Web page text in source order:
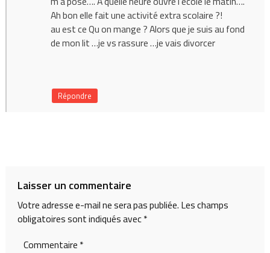
Ah bon elle fait une activité extra scolaire ?!
au est ce Qu on mange ? Alors que je suis au fond
de mon lit …je vs rassure …je vais divorcer
Répondre
Laisser un commentaire
Votre adresse e-mail ne sera pas publiée. Les champs
obligatoires sont indiqués avec*
Commentaire *